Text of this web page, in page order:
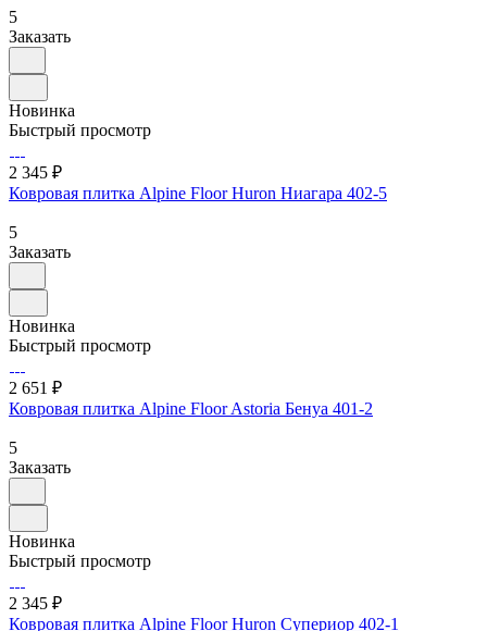
5
Заказать
Новинка
Быстрый просмотр
2 345 ₽
Ковровая плитка Alpine Floor Huron Ниагара 402-5
5
Заказать
Новинка
Быстрый просмотр
2 651 ₽
Ковровая плитка Alpine Floor Astoria Бенуа 401-2
5
Заказать
Новинка
Быстрый просмотр
2 345 ₽
Ковровая плитка Alpine Floor Huron Супериор 402-1